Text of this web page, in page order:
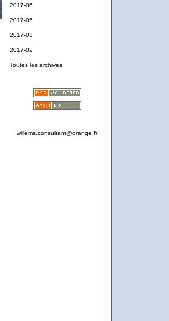
2017-06
2017-05
2017-03
2017-02
Toutes les archives
willems.consultant@orange.fr